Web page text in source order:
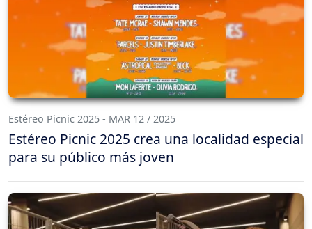
Estéreo Picnic 2025 - MAR 12 / 2025
Estéreo Picnic 2025 crea una localidad especial
para su público más joven